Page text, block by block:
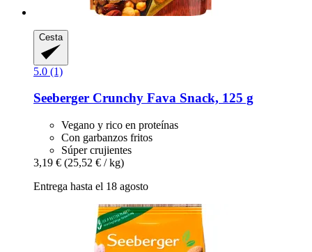
Cesta
5.0 (1)
Seeberger Crunchy Fava Snack, 125 g
Vegano y rico en proteínas
Con garbanzos fritos
Súper crujientes
3,19 € (25,52 € / kg)
Entrega hasta el 18 agosto